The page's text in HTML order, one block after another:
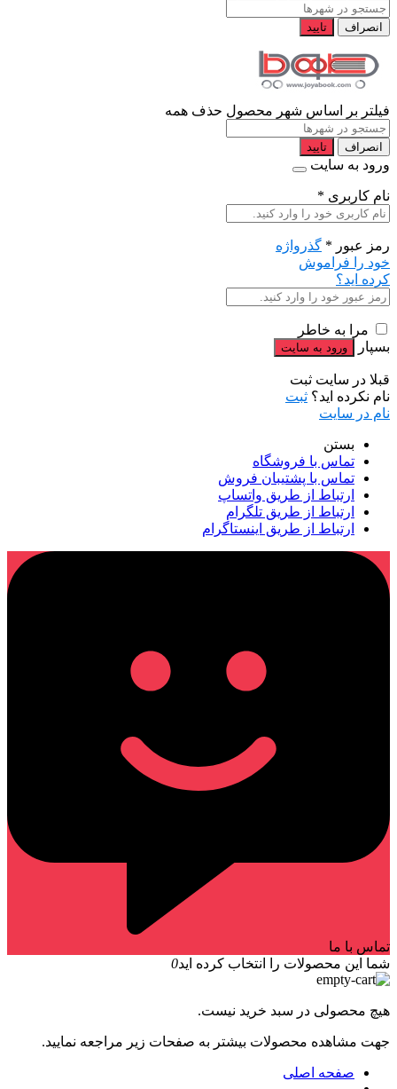
انصراف تایید
فیلتر بر اساس شهر محصول حذف همه
انصراف تایید
ورود به سایت
نام کاربری *
رمز عبور * گذرواژه
خود را فراموش
کرده اید؟
مرا به خاطر
بسپار
قبلا در سایت ثبت
نام نکرده اید؟ ثبت
نام در سایت
بستن
تماس با فروشگاه
تماس با پشتیبان فروش
ارتباط از طریق واتساپ
ارتباط از طریق تلگرام
ارتباط از طریق اینستاگرام
تماس با ما
شما این محصولات را انتخاب کرده اید0
هیچ محصولی در سبد خرید نیست.
جهت مشاهده محصولات بیشتر به صفحات زیر مراجعه نمایید.
صفحه اصلی